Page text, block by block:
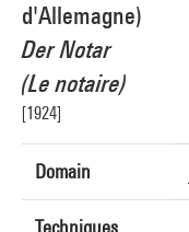
d'Allemagne)
Der Notar
(Le notaire)
[1924]
Domain
Techniques
Image presentation :